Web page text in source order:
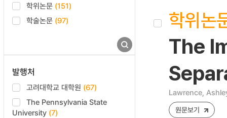
학위논문 (151)
학술논문 (97)
발행처
고려대학교 대학원 (67)
The Pennsylvania State
University (7)
학위논
The
Lawrence,
원문보기